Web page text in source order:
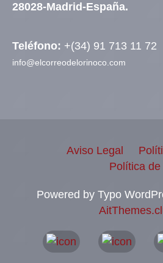
28028-Madrid-España.
Teléfono: +(34) 91 713 11 72
info@elcorreodelorinoco.com
Aviso Legal
Política
Powered by Typo